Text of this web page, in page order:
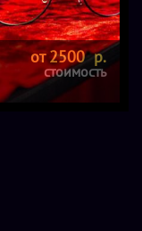
от 2500 р.
стоимость